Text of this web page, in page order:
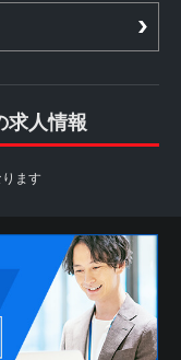
求人情報
ます